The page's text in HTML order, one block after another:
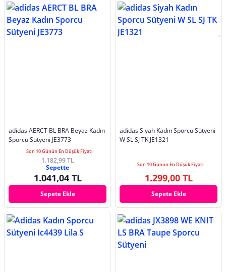
adidas AERCT BL BRA Beyaz Kadın
Sporcu Sütyeni JE3773
Son 10 Günün En Düşük Fiyatı
1.182,99 TL
Sepette
1.041,04 TL
Sepete Ekle
adidas Siyah Kadın Sporcu Sütyeni
W SL SJ TK JE1321
Son 10 Günün En Düşük Fiyatı
1.299,00 TL
Sepete Ekle